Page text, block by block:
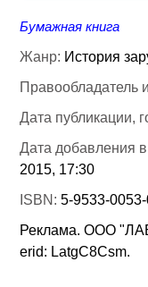
Бумажная книга
Жанр: История
Правообладатель
Дата публикации,
Дата добавления в
2015, 17:30
ISBN:5-9533-
Реклама. ООО
erid: LatgC8Csm.